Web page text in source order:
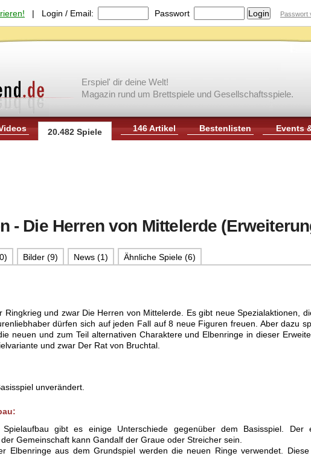
| Login / Email: Passwort Passwort
Erspiel' dir deine Welt!
Magazin rund um Brettspiele und Gesellschaftsspiele.
20.482 Spiele 146 Artikel Bestenlisten Events
- Die Herren von Mittelerde
Bilder (9) News (1) Ähnliche Spiele (6)
und zwar Die Herren von Mittelerde. Es gibt neue Spezialaktionen,
dürfen sich auf jeden Fall auf 8 neue Figuren freuen. Aber dazu
neuen und zum Teil alternativen Charaktere und Elbenringe in dieser
und zwar Der Rat von Bruchtal.
unverändert.
gibt es einige Unterschiede gegenüber dem Basisspiel. Der
Gemeinschaft kann Gandalf der Graue oder Streicher sein.
Elbenringe aus dem Grundspiel werden die neuen Ringe verwendet. Diese